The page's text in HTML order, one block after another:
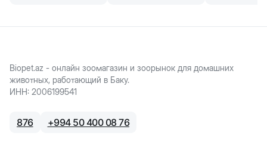
Biopet.az - онлайн зоомагазин и зоорынок для домашних
животных, работающий в Баку.
ИНН: 2006199541
876 +994 50 400 08 76